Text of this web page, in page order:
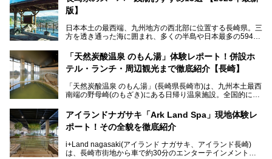
提供元：大江戸温泉物語ホテルズ＆リゾーツ株式会社【P
R】
そこで今回は、ニフティ温泉ライターである筆者が現地体
験。天然温泉・サウナ・水風呂・別途有料のプレミアムサウ
介します！
版】
日本本土の最西端、九州地方の西北部に位置する長崎県。三
方を透き通った海に囲まれ、多くの半島や日本最多の594も
しい景観の宝庫です。
長崎県にあるスーパー銭湯にも、長崎ならではの景観を存分
に楽しめる施設がいくつも見られます。眺望自慢が多い長崎
ましょう。
「天然炭酸温泉 のもん湯」体験レポート！併設ホ
テル・ランチ・周辺観光まで徹底紹介【長崎】
「天然炭酸温泉 のもん湯」(長崎県長崎市)は、九州本土最西
南端の野母崎(のもざき)にある日帰り温泉施設。全国的にも
多くの温泉ファンに親しまれています。
今回は、地元九州在住のニフティ温泉ライターである筆者が
大浴場をはじめ、併設のホテル「Nomon長崎」・食事(ラン
チ)・おすすめの周辺観光まで、それらの全貌を徹底紹介し
アイランドナガサキ「Ark Land Spa」現地体験レ
ポート！その全貌を徹底紹介
i+Land nagasaki(アイランド ナガサキ、アイランド長崎)
は、長崎市街地から車で約30分のエンターテインメントリ